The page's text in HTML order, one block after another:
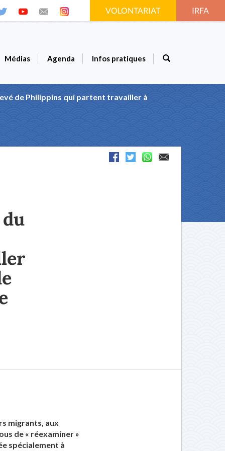
VOLONTARIAT IRFA
Médias Agenda Infos pratiques
de Philippins qui partent travailler à
migrants, aux
de « réexaminer »
spécialement à